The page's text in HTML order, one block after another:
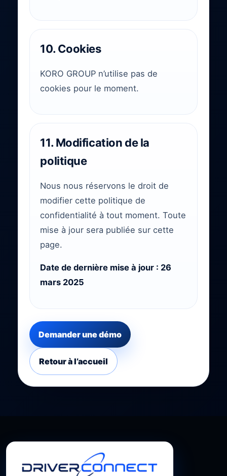
10. Cookies
KORO GROUP n’utilise pas de
cookies pour le moment.
11. Modification de la
politique
Nous nous réservons le droit de
modifier cette politique de
confidentialité à tout moment. Toute
mise à jour sera publiée sur cette
page.
Date de dernière mise à jour : 26
mars 2025
Demander une démo
Retour à l’accueil